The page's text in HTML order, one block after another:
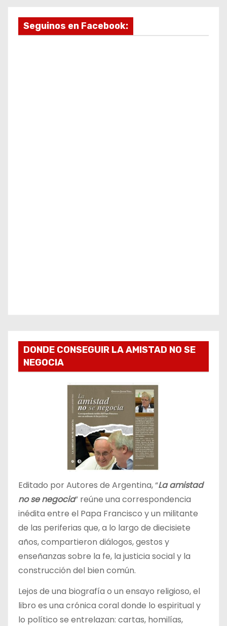
Seguinos en Facebook:
DONDE CONSEGUIR LA AMISTAD NO SE
NEGOCIA
Editado por Autores de Argentina, “La amistad
no se negocia” reúne una correspondencia
inédita entre el Papa Francisco y un militante
de las periferias que, a lo largo de diecisiete
años, compartieron diálogos, gestos y
enseñanzas sobre la fe, la justicia social y la
construcción del bien común.
Lejos de una biografía o un ensayo religioso, el
libro es una crónica coral donde lo espiritual y
lo político se entrelazan: cartas, homilías,